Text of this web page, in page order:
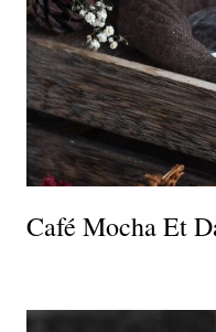
Café Mocha Et